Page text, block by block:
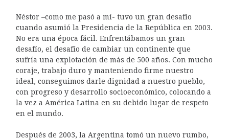
Néstor –como me pasó a mí- tuvo un gran desafío
cuando asumió la Presidencia de la República en 2003.
No era una época fácil. Enfrentábamos un gran
desafío, el desafío de cambiar un continente que
sufría una explotación de más de 500 años. Con mucho
coraje, trabajo duro y manteniendo firme nuestro
ideal, conseguimos darle dignidad a nuestro pueblo,
con progreso y desarrollo socioeconómico, colocando a
la vez a América Latina en su debido lugar de respeto
en el mundo.
Después de 2003, la Argentina tomó un nuevo rumbo,